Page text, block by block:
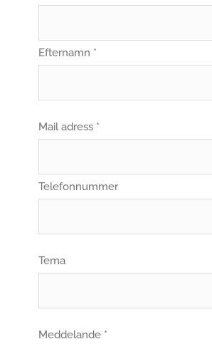
Efternamn *
Mail adress *
Telefonnummer
Tema
Meddelande *